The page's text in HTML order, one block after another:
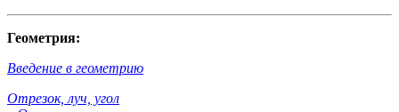
Геометрия:
Введение в геометрию
Отрезок, луч, угол